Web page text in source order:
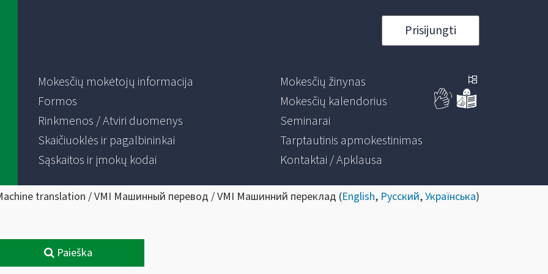
Prisijungti
Mokesčių mokėtojų informacija
Formos
Rinkmenos / Atviri duomenys
Skaičiuoklės ir pagalbininkai
Sąskaitos ir įmokų kodai
Mokesčių žinynas
Mokesčių kalendorius
Seminarai
Tarptautinis apmokestinimas
Kontaktai / Apklausa
translation / VMI Машинный перевод / VMI Машинний переклад (English, Русский,Українська)
Paieška